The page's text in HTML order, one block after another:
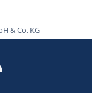
& Co. KG